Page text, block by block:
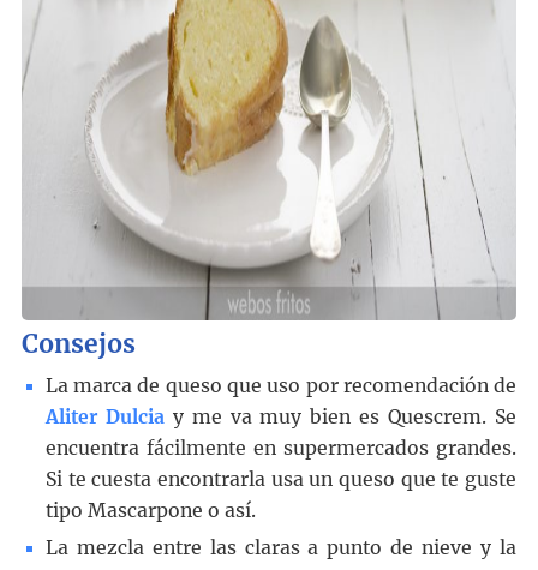
Consejos
La marca de queso que uso por recomendación de
Aliter Dulciay me va muy bien es Quescrem. Se
encuentra fácilmente en supermercados grandes.
Si te cuesta encontrarla usa un queso que te guste
tipo Mascarpone o así.
La mezcla entre las claras a punto de nieve y la